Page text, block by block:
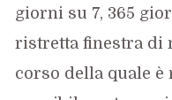
giorni su 7, 365
ristretta finestra di
corso della quale è